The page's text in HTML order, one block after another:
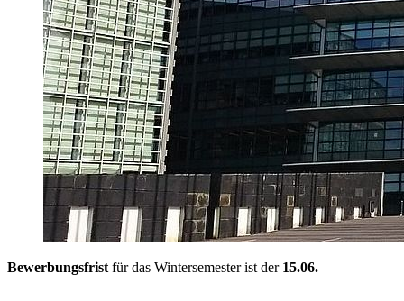
Bewerbungsfrist für das Wintersemester ist der 15.06.